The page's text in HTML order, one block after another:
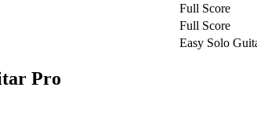
Full Score
Full Score
Easy Solo
Pro